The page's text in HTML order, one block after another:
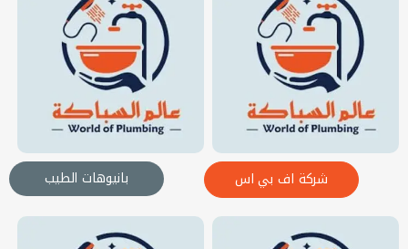
شركة اف بي اس بانيوهات الطيب